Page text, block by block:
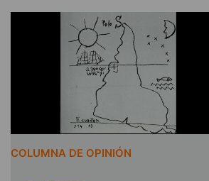
COLUMNA DE OPINIÓN